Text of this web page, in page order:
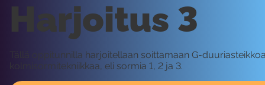
Harjoitus 3
Tällä oppitunnilla harjoitellaan soittamaan G-
kolmisormitekniikkaa, eli sormia 1, 2 ja 3.